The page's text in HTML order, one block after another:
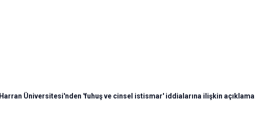
Harran Üniversitesi'nden 'fuhuş ve cinsel istismar' iddialarına ilişkin açıklama